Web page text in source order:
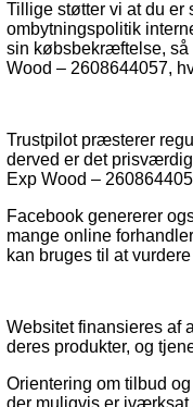
Tillige støtter vi at du
ombytningspolitik
sin købsbekræftelse, så
Wood – 2608644057,
Trustpilot præsterer
derved er det
Exp Wood –
Facebook genererer
mange online
kan bruges til at
Websitet finansieres af
deres produkter, og
Orientering om tilbud
der muligvis er iværksat